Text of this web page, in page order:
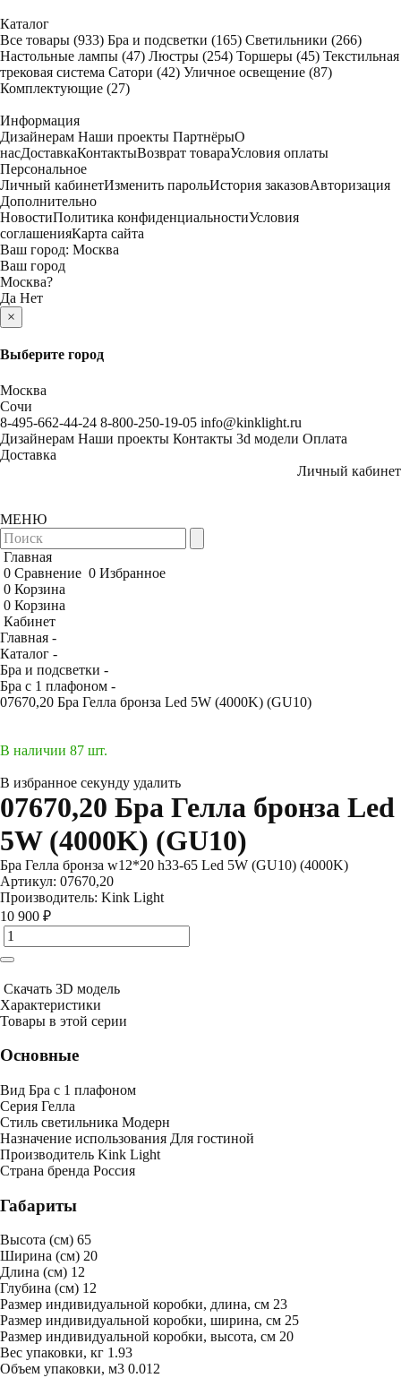
Каталог
Все товары (933) Бра и подсветки (165) Светильники (266)
Настольные лампы (47) Люстры (254) Торшеры (45) Текстильная
трековая система Сатори (42) Уличное освещение (87)
Комплектующие (27)
Информация
Дизайнерам Наши проекты ПартнёрыО
насДоставкаКонтактыВозврат товараУсловия оплаты
Персональное
Личный кабинетИзменить парольИстория заказовАвторизация
Дополнительно
НовостиПолитика конфиденциальностиУсловия
соглашенияКарта сайта
Ваш город: Москва
Ваш город
Москва?
Да Нет
×
Выберите город
Москва
Сочи
8-495-662-44-24 8-800-250-19-05 info@kinklight.ru
Дизайнерам Наши проекты Контакты 3d модели Оплата
Доставка
Личный кабинет
МЕНЮ
Главная
0 Сравнение 0 Избранное
0 Корзина
0 Корзина
Кабинет
Главная -
Каталог -
Бра и подсветки -
Бра с 1 плафоном -
07670,20 Бра Гелла бронза Led 5W (4000K) (GU10)
В наличии 87 шт.
В избранное секунду удалить
07670,20 Бра Гелла бронза Led
5W (4000K) (GU10)
Бра Гелла бронза w12*20 h33-65 Led 5W (GU10) (4000K)
Артикул: 07670,20
Производитель: Kink Light
10 900 ₽
Скачать 3D модель
Характеристики
Товары в этой серии
Основные
Вид Бра с 1 плафоном
Серия Гелла
Стиль светильника Модерн
Назначение использования Для гостиной
Производитель Kink Light
Страна бренда Россия
Габариты
Высота (см) 65
Ширина (см) 20
Длина (см) 12
Глубина (см) 12
Размер индивидуальной коробки, длина, см 23
Размер индивидуальной коробки, ширина, см 25
Размер индивидуальной коробки, высота, см 20
Bес упаковки, кг 1.93
Oбъем упаковки, м3 0.012